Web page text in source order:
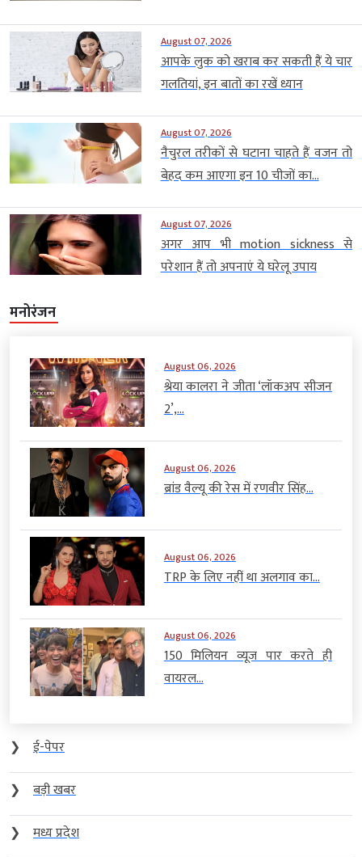
August 07, 2026
आपके लुक को खराब कर सकती हैं ये चार
गलतियां, इन बातों का रखें ध्यान
August 07, 2026
नैचुरल तरीकों से घटाना चाहते हैं वजन तो
बेहद कम आएगा इन 10 चीजों का...
August 07, 2026
अगर आप भी motion sickness से
परेशान हैं तो अपनाएं ये घरेलू उपाय
मनोरंजन
August 06, 2026
श्रेया कालरा ने जीता ‘लॉकअप सीजन
2’,...
August 06, 2026
ब्रांड वैल्यू की रेस में रणवीर सिंह...
August 06, 2026
TRP के लिए नहीं था अलगाव का...
August 06, 2026
150 मिलियन व्यूज पार करते ही
वायरल...
❯
ई-पेपर
❯
बड़ी खबर
❯
मध्य प्रदेश